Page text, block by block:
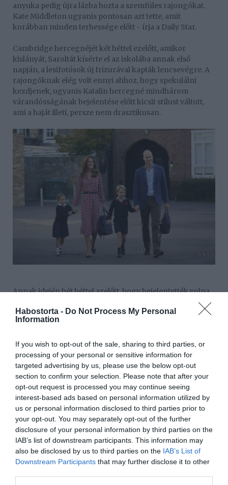
Habostorta - Do Not Process My Personal
Information
If you wish to opt-out of the sale, sharing to third parties, or
processing of your personal or sensitive information for
targeted advertising by us, please use the below opt-out
section to confirm your selection. Please note that after your
opt-out request is processed you may continue seeing
interest-based ads based on personal information utilized by
us or personal information disclosed to third parties prior to
your opt-out. You may separately opt-out of the further
disclosure of your personal information by third parties on the
IAB’s list of downstream participants. This information may
also be disclosed by us to third parties on the IAB’s List of
Downstream Participants that may further disclose it to other
anyuka pedig újra lázba hozta a szemfüles rajongókat.
Kate Middleton ugyanis pontosan azt tette, amit
korábban minden terhessége előtt - írja a Daily Star.
Cambridge hercegnéjét két héttel ezelőtt, amikor
kislányát, Saroltát kísérte el az iskolába annak első
napján, a lesifotósok új frizurával kapták lencsevégre. A
rajongóknak elég volt ennyi ahhoz, hogy spekulálni
kezdjenek, ugyanis Katalin hercegné mindhárom
várandósságának bejelentése előtt kicsit stílust váltott,
ami a haját illeti, persze nem drasztikusan.
Annak idején hét héttel azelőtt, hogy bejelentették volna
Middleton szintén frizurát váltott. Pontosan ugyanígy
tett akkor is, amikor a kis Lajos herceggel volt várandós -
hasonlóan történt.
"Rengeteg nőhöz hasonlóan, Katalin is fodrászhoz megy,
amikor babát vár, jóllehet a frizuráján nem változtat
drasztikusan" - mondta Judi James testbeszéd szakértő,
aki szerint a hercegné új hajszínével sokkal
divatosabban festett, mint valaha és sokkal
felfrissültebbnek is tűnt.
Ráadásul nem olyan túl régen akkor is lencsevégre
kapták őt, amikor a pocakját simogatta.